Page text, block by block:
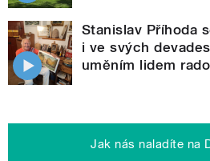
Stanislav Příhoda
i ve svých
uměním lidem
Jak nás naladíte na